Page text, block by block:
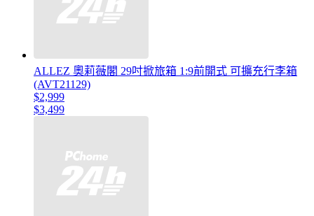
ALLEZ 奧莉薇閣 29吋掀旅箱 1:9前開式 可擴充行李箱
(AVT21129)
$2,999
$3,499